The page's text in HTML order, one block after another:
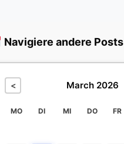
Navigiere andere Posts
< March 2026
MO DI MI DO FR